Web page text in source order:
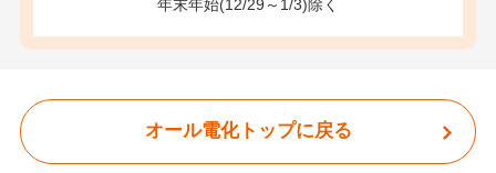
年末年始(12/29～1/3)除く
オール電化トップに戻る